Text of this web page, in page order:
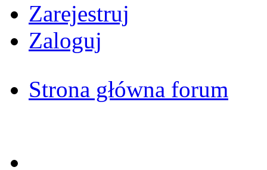
Zarejestruj
Zaloguj
Strona główna forum